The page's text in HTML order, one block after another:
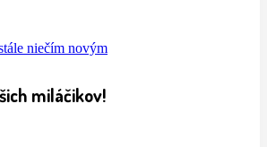
niečím novým
miláčikov!